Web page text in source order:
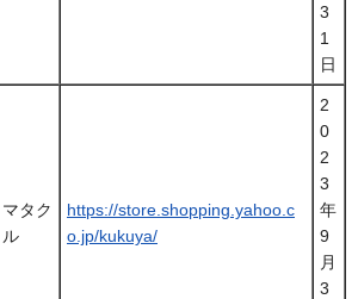
3
1
日
マタク
ル
https://store.shopping.yahoo.c
o.jp/kukuya/
2
0
2
3
年
9
月
3